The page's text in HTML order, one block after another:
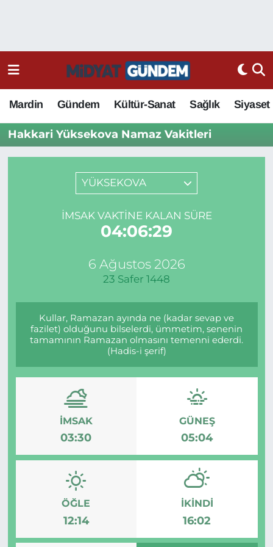
Mardin Gündem Kültür-Sanat Sağlık Siyaset
Hakkari Yüksekova Namaz Vakitleri
YÜKSEKOVA
İMSAK VAKTINE KALAN SÜRE
04:06:29
6 Ağustos 2026
23 Safer 1448
Kullar, Ramazan ayında ne (kadar sevap ve
fazilet) olduğunu bilselerdi, ümmetim, senenin
tamamının Ramazan olmasını temenni ederdi.
(Hadis-i şerif)
İMSAK
03:30
GÜNEŞ
05:04
ÖĞLE
12:14
İKINDI
16:02